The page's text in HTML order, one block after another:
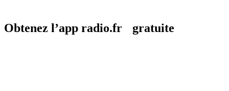
Obtenez l’app radio.fr gratuite